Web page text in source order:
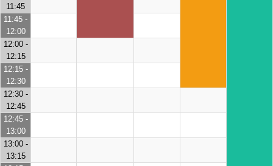
11:45
11:45 -
12:00
12:00 -
12:15
12:15 -
12:30
12:30 -
12:45
12:45 -
13:00
13:00 -
13:15